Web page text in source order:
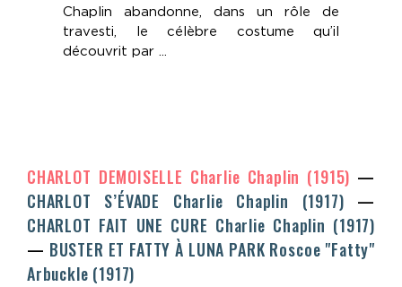
Chaplin abandonne, dans un rôle de
travesti, le célèbre costume qu’il
découvrit par ...
CHARLOT DEMOISELLE Charlie Chaplin (1915)
CHARLOT S’ÉVADE Charlie Chaplin (1917)
CHARLOT FAIT UNE CURE Charlie Chaplin (1917)
BUSTER ET FATTY À LUNA PARK Roscoe "Fatty"
Arbuckle (1917)